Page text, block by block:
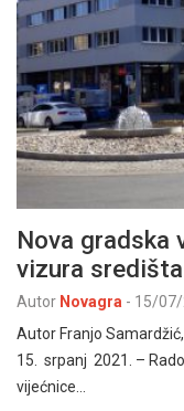
Nova gradska
vizura
Autor Novagra - 15/07/
Autor Franjo
15. srpanj 2021. –
vijećnice…